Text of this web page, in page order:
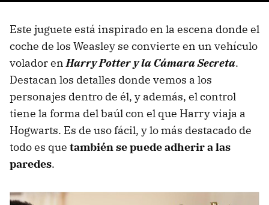
Este juguete está inspirado en la escena donde el
coche de los Weasley se convierte en un vehículo
volador enHarry Potter y la Cámara Secreta.
Destacan los detalles donde vemos a los
personajes dentro de él, y además, el control
tiene la forma del baúl con el que Harry viaja a
Hogwarts. Es de uso fácil, y lo más destacado de
todo es que también se puede adherir a las
paredes.